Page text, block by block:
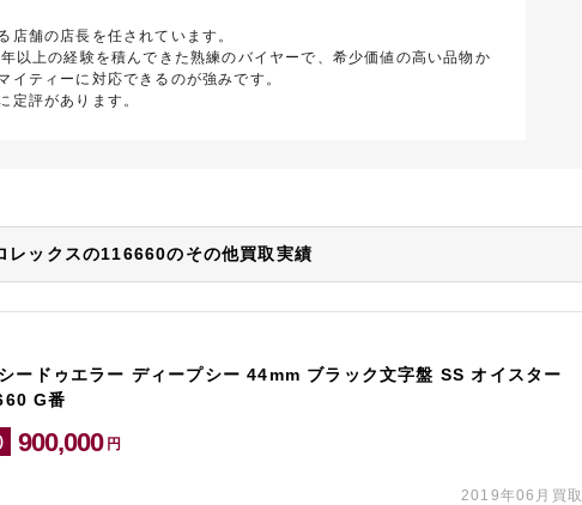
店舗の店長を任されています。
以上の経験を積んできた熟練のバイヤーで、希少価値の高い品物か
イティーに対応できるのが強みです。
定評があります。
レックスの116660のその他買取実績
ードゥエラー ディープシー 44mm ブラック文字盤 SS オイスター
G番
900,000 円
2019年06月買取